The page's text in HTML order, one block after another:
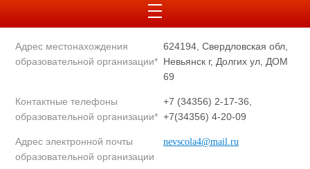
Сокращенное наименование
образовательной организации*
Адрес местонахождения
образовательной организации*
624194, Свердловская обл,
Невьянск г, Долгих ул, ДОМ
69
Контактные телефоны
образовательной организации*
+7 (34356) 2-17-36,
+7(34356) 4-20-09
Адрес электронной почты
образовательной организации
nevscola4@mail.ru